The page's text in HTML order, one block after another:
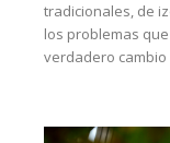
tradicionales, de
los problemas
verdadero cambio